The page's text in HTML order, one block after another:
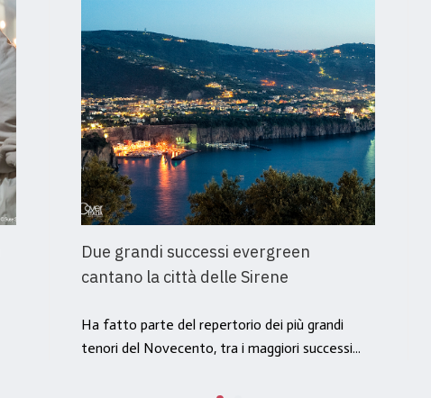
Due grandi successi evergreen
cantano la città delle Sirene
Ha fatto parte del repertorio dei più grandi
tenori del Novecento, tra i maggiori successi...